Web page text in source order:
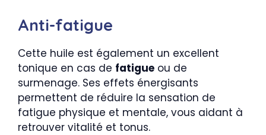
Anti-fatigue
Cette huile est également un excellent
tonique en cas de fatigue ou de
surmenage. Ses effets énergisants
permettent de réduire la sensation de
fatigue physique et mentale, vous aidant à
retrouver vitalité et tonus.